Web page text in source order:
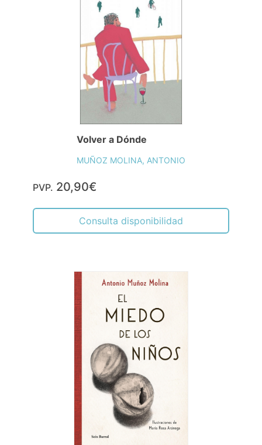
Volver a Dónde
MUÑOZ MOLINA, ANTONIO
PVP. 20,90€
Consulta disponibilidad